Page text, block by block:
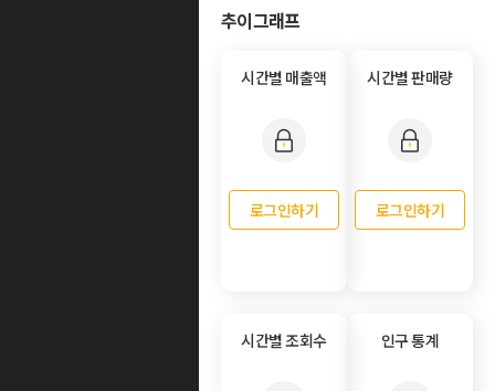
추이그래프
시간별 매출액
로그인하기
시간별 판매량
로그인하기
시간별 조회수 인구 통계